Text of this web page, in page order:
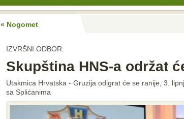
« Nogomet
IZVRŠNI ODBOR:
Skupština HNS-a održat
Utakmica Hrvatska - Gruzija odigrat će se ranije, 3.
sa Splićanima